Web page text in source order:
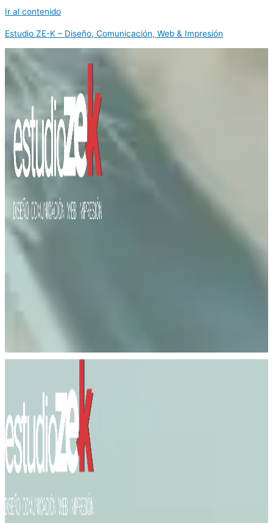
Ir al contenido
Estudio ZE-K – Diseño, Comunicación, Web & Impresión